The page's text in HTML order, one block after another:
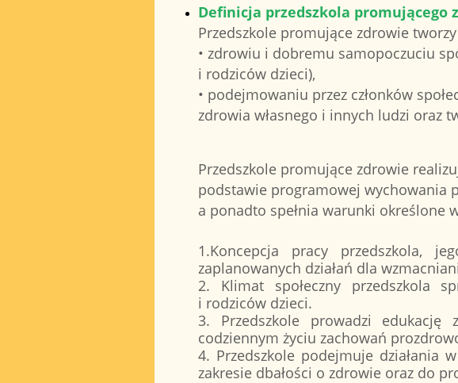
Definicja przedszkola promującego
Przedszkole promujące zdrowie
• zdrowiu i dobremu samopoczuciu
i rodziców dzieci),
• podejmowaniu przez członków
zdrowia własnego i innych ludzi oraz
Przedszkole promujące zdrowie
podstawie programowej wychowania
a ponadto spełnia warunki określone
1.Koncepcja pracy przedszkola,
zaplanowanych działań dla
2. Klimat społeczny przedszkola
i rodziców dzieci.
3. Przedszkole prowadzi
codziennym życiu zachowań
4. Przedszkole podejmuje działania
zakresie dbałości o zdrowie oraz do